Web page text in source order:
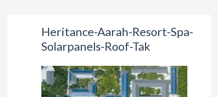
Heritance-Aarah-Resort-Spa-
Solarpanels-Roof-Tak